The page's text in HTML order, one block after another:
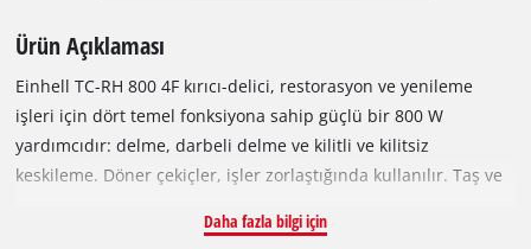
Ürün Açıklaması
Einhell TC-RH 800 4F kırıcı-delici, restorasyon ve yenileme
işleri için dört temel fonksiyona sahip güçlü bir 800 W
yardımcıdır: delme, darbeli delme ve kilitli ve kilitsiz
keskileme. Döner çekiçler, işler zorlaştığında kullanılır. Taş ve
darbeleri malzemeyi kelimenin tam anlamıyla "parçalar",
Daha fazla bilgi için